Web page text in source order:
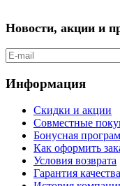
Новости, акции и
Информация
Скидки и акции
Совместные
Бонусная
Как оформить
Условия возврата
Гарантия качества